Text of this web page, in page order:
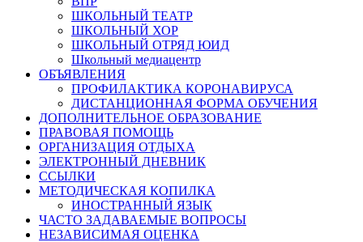
ШКОЛЬНЫЙ ТЕАТР
ШКОЛЬНЫЙ ХОР
ШКОЛЬНЫЙ ОТРЯД ЮИД
Школьный медиацентр
ОБЪЯВЛЕНИЯ
ПРОФИЛАКТИКА КОРОНАВИРУСА
ДИСТАНЦИОННАЯ ФОРМА ОБУЧЕНИЯ
ДОПОЛНИТЕЛЬНОЕ ОБРАЗОВАНИЕ
ПРАВОВАЯ ПОМОЩЬ
ОРГАНИЗАЦИЯ ОТДЫХА
ЭЛЕКТРОННЫЙ ДНЕВНИК
ССЫЛКИ
МЕТОДИЧЕСКАЯ КОПИЛКА
ИНОСТРАННЫЙ ЯЗЫК
ЧАСТО ЗАДАВАЕМЫЕ ВОПРОСЫ
НЕЗАВИСИМАЯ ОЦЕНКА